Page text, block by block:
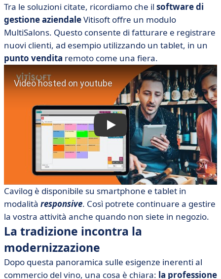
Tra le soluzioni citate, ricordiamo che il software di
gestione aziendaleVitisoft offre un modulo
MultiSalons. Questo consente di fatturare e registrare
nuovi clienti, ad esempio utilizzando un tablet, in un
punto vendita remoto come una fiera.
Cavilog è disponibile su smartphone e tablet in
modalità responsive. Così potrete continuare a gestire
la vostra attività anche quando non siete in negozio.
La tradizione incontra la
modernizzazione
Dopo questa panoramica sulle esigenze inerenti al
commercio del vino, una cosa è chiara: la professione